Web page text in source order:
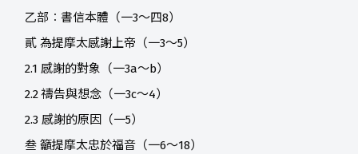
乙部︰書信本體（一3～四8）
貳 為提摩太感謝上帝（一3～5）
2.1 感謝的對象（一3a～b）
2.2 禱告與想念（一3c～4）
2.3 感謝的原因（一5）
叁 籲提摩太忠於福音（一6～18）